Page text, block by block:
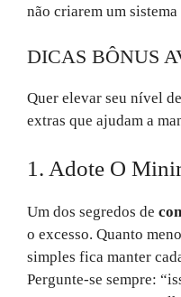
não criarem um sistema
DICAS BÔNUS
Quer elevar seu nível
extras que ajudam a
1. Adote O
Um dos segredos de
o excesso. Quanto
simples fica manter
Pergunte-se sempre: